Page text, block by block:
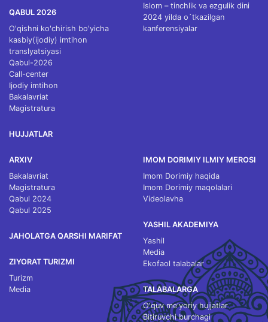
QABUL 2026
O'qishni ko'chirish bo'yicha
kasbiy(ijodiy) imtihon
translyatsiyasi
Qabul-2026
Call-center
Ijodiy imtihon
Bakalavriat
Magistratura
HUJJATLAR
Islom – tinchlik va ezgulik dini
2024 yilda o`tkazilgan
kanferensiyalar
ARXIV
Bakalavriat
Magistratura
Qabul 2024
Qabul 2025
JAHOLATGA QARSHI MARIFAT
ZIYORAT TURIZMI
Turizm
Media
IMOM DORIMIY ILMIY MEROSI
Imom Dorimiy haqida
Imom Dorimiy maqolalari
Videolavha
YASHIL AKADEMIYA
Yashil
Media
Ekofaol talabalar
TALABALARGA
O‘quv me'yoriy hujjatlar
Bitiruvchi burchagi